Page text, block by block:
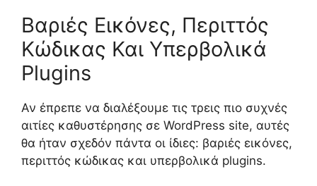
Βαριές Εικόνες, Περιττός
Κώδικας Και Υπερβολικά
Plugins
Αν έπρεπε να διαλέξουμε τις τρεις πιο συχνές
αιτίες καθυστέρησης σε WordPress site, αυτές
θα ήταν σχεδόν πάντα οι ίδιες: βαριές εικόνες,
περιττός κώδικας και υπερβολικά plugins.